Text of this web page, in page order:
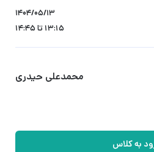
۱۴۰۴/۰۵/۱۳
13:15 تا 14:45
محمدعلی حیدری
به کلاس